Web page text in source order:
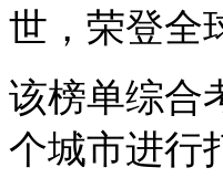
世，荣登全
该榜单综合
个城市进行